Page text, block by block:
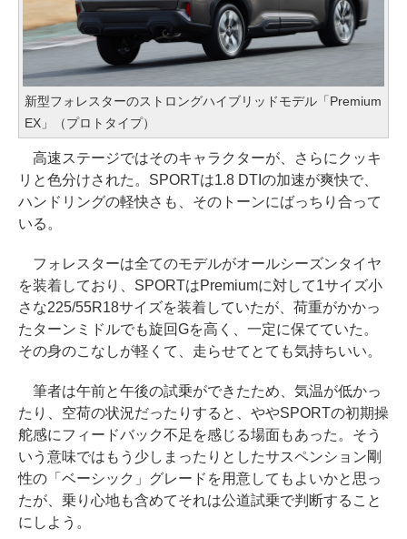
新型フォレスターのストロングハイブリッドモデル「Premium
EX」（プロトタイプ）
高速ステージではそのキャラクターが、さらにクッキ
リと色分けされた。SPORTは1.8 DTIの加速が爽快で、
ハンドリングの軽快さも、そのトーンにばっちり合って
いる。
フォレスターは全てのモデルがオールシーズンタイヤ
を装着しており、SPORTはPremiumに対して1サイズ小
さな225/55R18サイズを装着していたが、荷重がかかっ
たターンミドルでも旋回Gを高く、一定に保てていた。
その身のこなしが軽くて、走らせてとても気持ちいい。
筆者は午前と午後の試乗ができたため、気温が低かっ
たり、空荷の状況だったりすると、ややSPORTの初期操
舵感にフィードバック不足を感じる場面もあった。そう
いう意味ではもう少しまったりとしたサスペンション剛
性の「ベーシック」グレードを用意してもよいかと思っ
たが、乗り心地も含めてそれは公道試乗で判断すること
にしよう。